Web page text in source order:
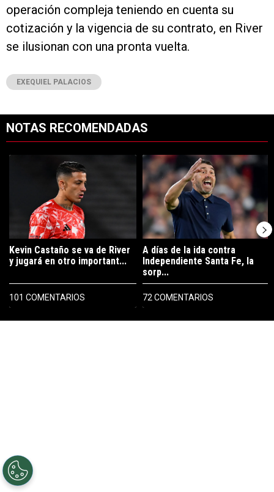
operación compleja teniendo en cuenta su
cotización y la vigencia de su contrato, en River
se ilusionan con una pronta vuelta.
EXEQUIEL PALACIOS
NOTAS RECOMENDADAS
PUBLICIDAD
Un artículo de tendencia con el título "Kevin Castaño se va de
Kevin Castaño se va de River
y jugará en otro important...
101 COMENTARIOS
Un artículo de tendencia con el
A días de la ida contra
Independiente Santa Fe, la
sorp...
72 COMENTARIOS